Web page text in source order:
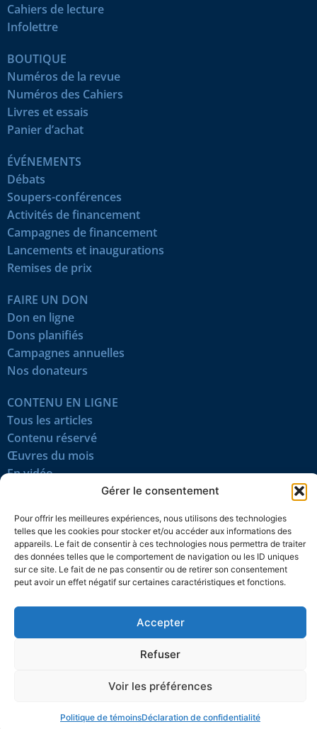
Gérer le consentement
Pour offrir les meilleures expériences, nous utilisons des technologies
telles que les cookies pour stocker et/ou accéder aux informations des
appareils. Le fait de consentir à ces technologies nous permettra de traiter
des données telles que le comportement de navigation ou les ID uniques
sur ce site. Le fait de ne pas consentir ou de retirer son consentement
peut avoir un effet négatif sur certaines caractéristiques et fonctions.
Accepter
Refuser
Voir les préférences
Politique de témoinsDéclaration de confidentialité
Cahiers de lecture
Infolettre
BOUTIQUE
Numéros de la revue
Numéros des Cahiers
Livres et essais
Panier d’achat
ÉVÉNEMENTS
Débats
Soupers-conférences
Activités de financement
Campagnes de financement
Lancements et inaugurations
Remises de prix
FAIRE UN DON
Don en ligne
Dons planifiés
Campagnes annuelles
Nos donateurs
CONTENU EN LIGNE
Tous les articles
Contenu réservé
Œuvres du mois
En vidéo
SUIVEZ-NOUS
© 2026 L’Action nationale